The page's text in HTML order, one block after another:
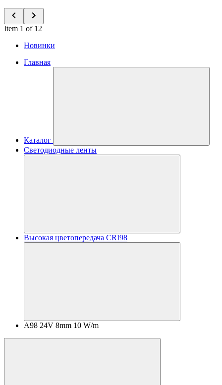
Item 1 of 12
Новинки
Главная
Каталог
Светодиодные ленты
Высокая цветопередача CRI98
A98 24V 8mm 10 W/m